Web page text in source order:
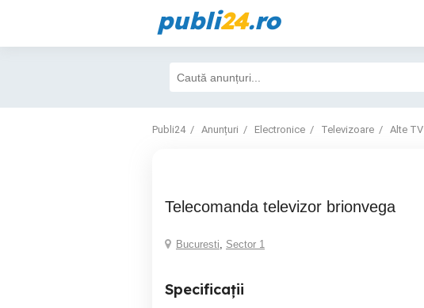
publi24.ro
Publi24 Anunțuri Electronice Televizoare Alte TV
Telecomanda televizor brionvega
Bucuresti, Sector 1
Specificații